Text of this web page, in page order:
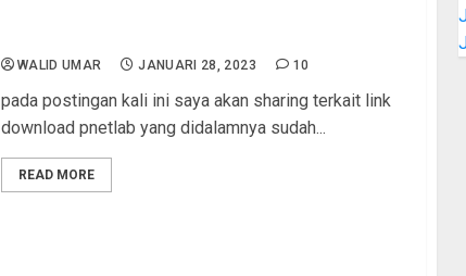
WALID UMAR JANUARI 28, 2023 10
pada postingan kali ini saya akan sharing terkait link
download pnetlab yang didalamnya sudah...
READ MORE